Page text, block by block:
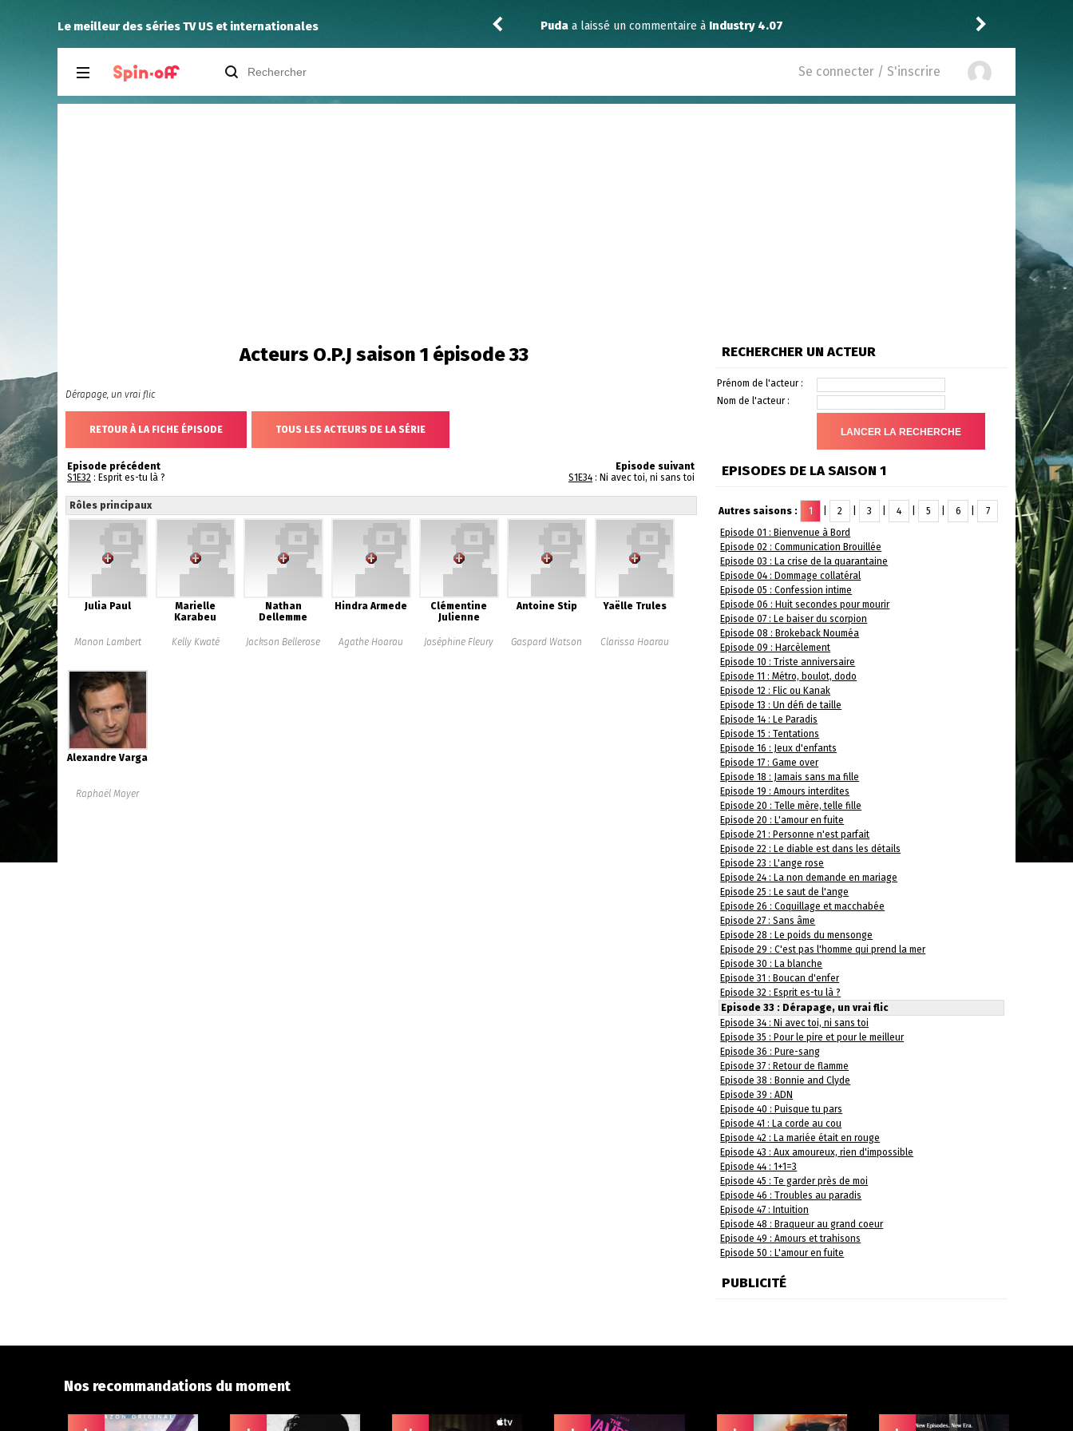
Le meilleur des séries TV US et internationales
Pudaa noté12àIndustry 4.07 Puda a laissé un commentaire àIndustry 4.07 a noté13
Se connecter / S'inscrire
Acteurs O.P.J saison 1 épisode 33
Dérapage, un vrai flic
RETOUR À LA FICHE ÉPISODE TOUS LES ACTEURS DE LA SÉRIE
Episode précédent
S1E32 : Esprit es-tu là ?
Episode suivant
S1E34 : Ni avec toi, ni sans toi
Rôles principaux
Julia Paul
Manon Lambert
Marielle
Karabeu
Kelly Kwaté
Nathan
Dellemme
Jackson Bellerose
Hindra Armede
Agathe Hoarau
Clémentine
Julienne
Joséphine Fleury
Antoine Stip
Gaspard Watson
Yaëlle Trules
Clarissa Hoarau
Alexandre Varga
Raphaël Mayer
RECHERCHER UN ACTEUR
Prénom de l'acteur :
Nom de l'acteur :
EPISODES DE LA SAISON 1
Autres saisons : 1 2 3 4 5 6
7
Episode 01 : Bienvenue à Bord
Episode 02 : Communication Brouillée
Episode 03 : La crise de la quarantaine
Episode 04 : Dommage collatéral
Episode 05 : Confession intime
Episode 06 : Huit secondes pour mourir
Episode 07 : Le baiser du scorpion
Episode 08 : Brokeback Nouméa
Episode 09 : Harcèlement
Episode 10 : Triste anniversaire
Episode 11 : Métro, boulot, dodo
Episode 12 : Flic ou Kanak
Episode 13 : Un défi de taille
Episode 14 : Le Paradis
Episode 15 : Tentations
Episode 16 : Jeux d'enfants
Episode 17 : Game over
Episode 18 : Jamais sans ma fille
Episode 19 : Amours interdites
Episode 20 : Telle mère, telle fille
Episode 20 : L'amour en fuite
Episode 21 : Personne n'est parfait
Episode 22 : Le diable est dans les détails
Episode 23 : L'ange rose
Episode 24 : La non demande en mariage
Episode 25 : Le saut de l'ange
Episode 26 : Coquillage et macchabée
Episode 27 : Sans âme
Episode 28 : Le poids du mensonge
Episode 29 : C'est pas l'homme qui prend la mer
Episode 30 : La blanche
Episode 31 : Boucan d'enfer
Episode 32 : Esprit es-tu là ?
Episode 33 : Dérapage, un vrai flic
Episode 34 : Ni avec toi, ni sans toi
Episode 35 : Pour le pire et pour le meilleur
Episode 36 : Pure-sang
Episode 37 : Retour de flamme
Episode 38 : Bonnie and Clyde
Episode 39 : ADN
Episode 40 : Puisque tu pars
Episode 41 : La corde au cou
Episode 42 : La mariée était en rouge
Episode 43 : Aux amoureux, rien d'impossible
Episode 44 : 1+1=3
Episode 45 : Te garder près de moi
Episode 46 : Troubles au paradis
Episode 47 : Intuition
Episode 48 : Braqueur au grand coeur
Episode 49 : Amours et trahisons
Episode 50 : L'amour en fuite
PUBLICITÉ
Nos recommandations du moment